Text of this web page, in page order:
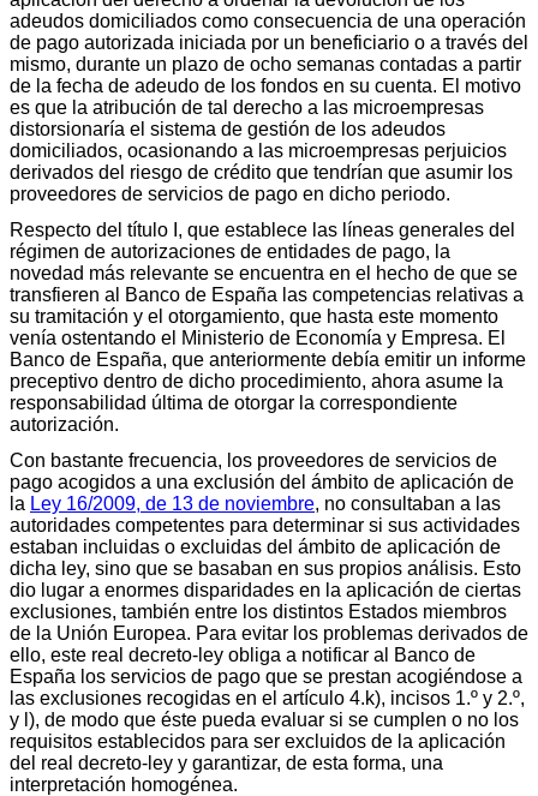
adeudos domiciliados como consecuencia de una operación
de pago autorizada iniciada por un beneficiario o a través del
mismo, durante un plazo de ocho semanas contadas a partir
de la fecha de adeudo de los fondos en su cuenta. El motivo
es que la atribución de tal derecho a las microempresas
distorsionaría el sistema de gestión de los adeudos
domiciliados, ocasionando a las microempresas perjuicios
derivados del riesgo de crédito que tendrían que asumir los
proveedores de servicios de pago en dicho periodo.
Respecto del título I, que establece las líneas generales del
régimen de autorizaciones de entidades de pago, la
novedad más relevante se encuentra en el hecho de que se
transfieren al Banco de España las competencias relativas a
su tramitación y el otorgamiento, que hasta este momento
venía ostentando el Ministerio de Economía y Empresa. El
Banco de España, que anteriormente debía emitir un informe
preceptivo dentro de dicho procedimiento, ahora asume la
responsabilidad última de otorgar la correspondiente
autorización.
Con bastante frecuencia, los proveedores de servicios de
pago acogidos a una exclusión del ámbito de aplicación de
la Ley 16/2009, de 13 de noviembre, no consultaban a las
autoridades competentes para determinar si sus actividades
estaban incluidas o excluidas del ámbito de aplicación de
dicha ley, sino que se basaban en sus propios análisis. Esto
dio lugar a enormes disparidades en la aplicación de ciertas
exclusiones, también entre los distintos Estados miembros
de la Unión Europea. Para evitar los problemas derivados de
ello, este real decreto-ley obliga a notificar al Banco de
España los servicios de pago que se prestan acogiéndose a
las exclusiones recogidas en el artículo 4.k), incisos 1.º y 2.º,
y l), de modo que éste pueda evaluar si se cumplen o no los
requisitos establecidos para ser excluidos de la aplicación
del real decreto-ley y garantizar, de esta forma, una
interpretación homogénea.